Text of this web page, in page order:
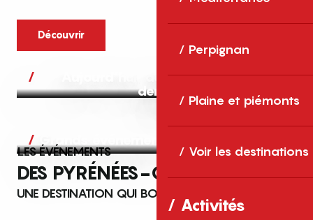
Perpignan
Plaine et piémonts
Voir les destinations
Activités
Découvrir
Aujourd’hui, demain et après-
demain
Grands événements
LES ÉVÉNEMENTS
DES PYRÉNÉES-ORIENTALES
UNE DESTINATION QUI BOUGE TOUTE L’ANNÉE